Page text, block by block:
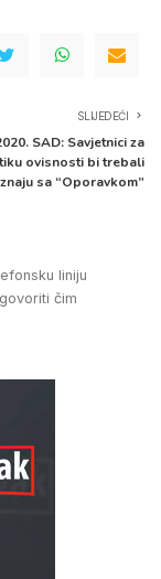
SLIJEDEĆI
SAD: Savjetnici za
ovisnosti bi trebali
sa “Oporavkom”
liniju
čim